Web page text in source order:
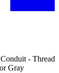
- Thread
Gray